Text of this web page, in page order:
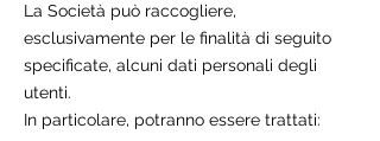
La Società può raccogliere,
esclusivamente per le finalità di seguito
specificate, alcuni dati personali degli
utenti.
In particolare, potranno essere trattati: